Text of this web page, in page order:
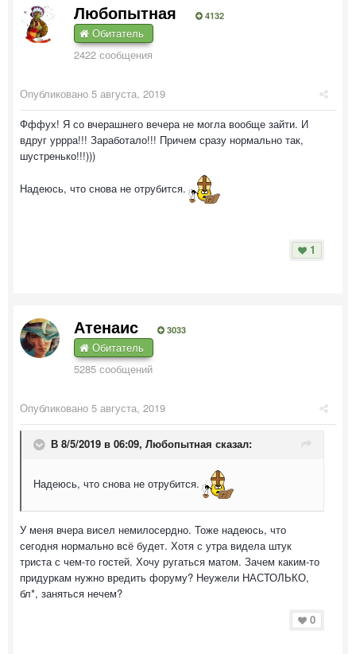
Любопытная 4132
Обитатель
2422 сообщения
Опубликовано 5 августа, 2019
Фффух! Я со вчерашнего вечера не могла вообще зайти. И
вдруг уррра!!! Заработало!!! Причем сразу нормально так,
шустренько!!!)))
Надеюсь, что снова не отрубится.
1
Атенаис 3033
Обитатель
5285 сообщений
Опубликовано 5 августа, 2019
В 8/5/2019 в 06:09, Любопытная сказал:
Надеюсь, что снова не отрубится.
У меня вчера висел немилосердно. Тоже надеюсь, что
сегодня нормально всё будет. Хотя с утра видела штук
триста с чем-то гостей. Хочу ругаться матом. Зачем каким-то
придуркам нужно вредить форуму? Неужели НАСТОЛЬКО,
бл*, заняться нечем?
0